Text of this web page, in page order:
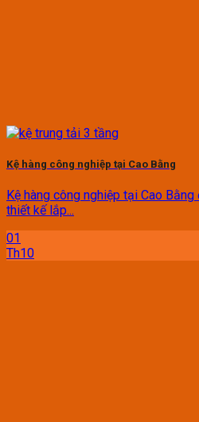
Kệ hàng công nghiệp tại Cao Bằng
Kệ hàng công nghiệp tại Cao
thiết kế lắp...
01
Th10